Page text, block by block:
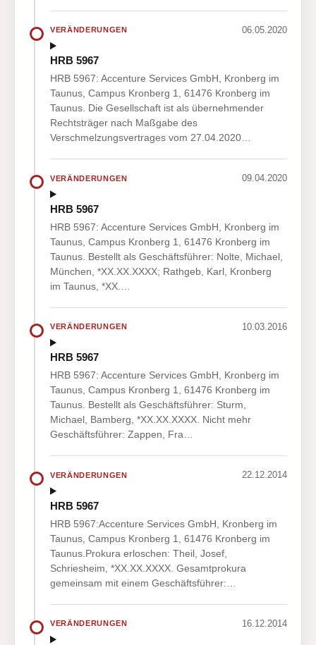
VERÄNDERUNGEN 06.05.2020
HRB 5967
HRB 5967: Accenture Services GmbH, Kronberg im
Taunus, Campus Kronberg 1, 61476 Kronberg im
Taunus. Die Gesellschaft ist als übernehmender
Rechtsträger nach Maßgabe des
Verschmelzungsvertrages vom 27.04.2020…
VERÄNDERUNGEN 09.04.2020
HRB 5967
HRB 5967: Accenture Services GmbH, Kronberg im
Taunus, Campus Kronberg 1, 61476 Kronberg im
Taunus. Bestellt als Geschäftsführer: Nolte, Michael,
München, *XX.XX.XXXX; Rathgeb, Karl, Kronberg
im Taunus, *XX.…
VERÄNDERUNGEN 10.03.2016
HRB 5967
HRB 5967: Accenture Services GmbH, Kronberg im
Taunus, Campus Kronberg 1, 61476 Kronberg im
Taunus. Bestellt als Geschäftsführer: Sturm,
Michael, Bamberg, *XX.XX.XXXX. Nicht mehr
Geschäftsführer: Zappen, Fra…
VERÄNDERUNGEN 22.12.2014
HRB 5967
HRB 5967:Accenture Services GmbH, Kronberg im
Taunus, Campus Kronberg 1, 61476 Kronberg im
Taunus.Prokura erloschen: Theil, Josef,
Schriesheim, *XX.XX.XXXX. Gesamtprokura
gemeinsam mit einem Geschäftsführer:…
VERÄNDERUNGEN 16.12.2014